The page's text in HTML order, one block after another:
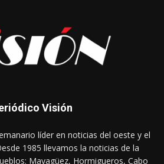
Visión
líder en noticias del oeste y el
1985 llevamos la noticias de la
Mayagüez, Hormigueros, Cabo